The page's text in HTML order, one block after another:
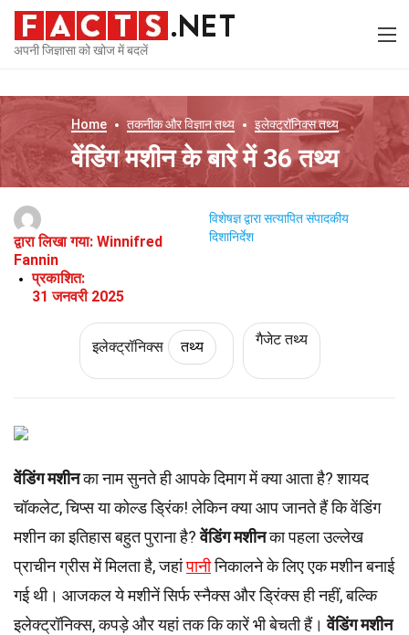
अपनी जिज्ञासा को खोज में बदलें
Home तकनीक और विज्ञानतथ्य इलेक्ट्रॉनिक्सतथ्य
वेंडिंग मशीन के बारे में 36 तथ्य
द्वारा लिखा गया: Winnifred
Fannin
प्रकाशित:
31 जनवरी 2025
विशेषज्ञ द्वारा सत्यापित संपादकीय
दिशानिर्देश
इलेक्ट्रॉनिक्स तथ्य गैजेट तथ्य
वेंडिंग मशीनका नाम सुनते ही आपके दिमाग में क्या आता है? शायद
चॉकलेट, चिप्स या कोल्ड ड्रिंक! लेकिन क्या आप जानते हैं कि वेंडिंग
मशीन का इतिहास बहुत पुराना है?वेंडिंग मशीनका पहला उल्लेख
प्राचीन ग्रीस में मिलता है, जहांपानीनिकालने के लिए एक मशीन बनाई
गई थी। आजकल ये मशीनें सिर्फ स्नैक्स और ड्रिंक्स ही नहीं, बल्कि
इलेक्ट्रॉनिक्स, कपड़े और यहां तक कि कारें भी बेचती हैं।वेंडिंग मशीन